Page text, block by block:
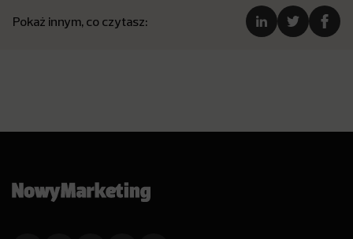
Pokaż innym, co czytasz: